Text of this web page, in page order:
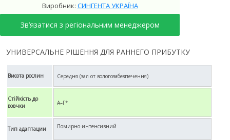
Виробник: СИНГЕНТА УКРАЇНА
Зв’язатися з регіональним менеджером
УНИВЕРСАЛЬНЕ РІШЕННЯ ДЛЯ РАННЕГО ПРИБУТКУ
Висота рослин Середня (зал от вологозабезпечення)
Стійкість до
вовчки
А–Г*
Тип адаптации Помирно-интенсивний